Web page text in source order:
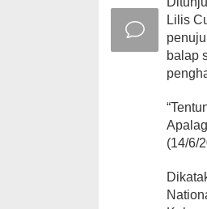
Lilis
balap
(14/6/